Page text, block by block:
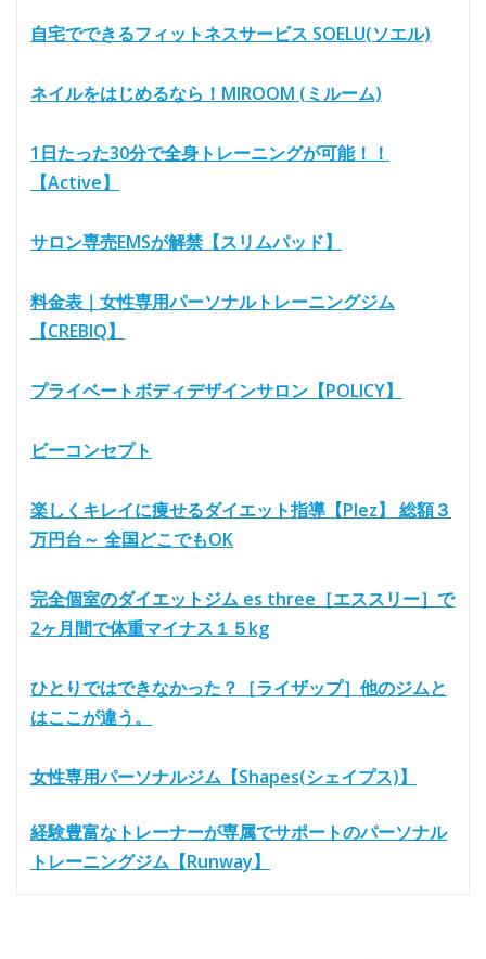
自宅でできるフィットネスサービス SOELU(ソエル)
ネイルをはじめるなら！MIROOM (ミルーム)
1日たった30分で全身トレーニングが可能！！
【Active】
サロン専売EMSが解禁【スリムパッド】
料金表｜女性専用パーソナルトレーニングジム
【CREBIQ】
プライベートボディデザインサロン【POLICY】
ビーコンセプト
楽しくキレイに痩せるダイエット指導【Plez】 総額３
万円台～ 全国どこでもOK
完全個室のダイエットジム es three［エススリー］で
2ヶ月間で体重マイナス１５kg
ひとりではできなかった？［ライザップ］他のジムと
はここが違う。
女性専用パーソナルジム【Shapes(シェイプス)】
経験豊富なトレーナーが専属でサポートのパーソナル
トレーニングジム【Runway】